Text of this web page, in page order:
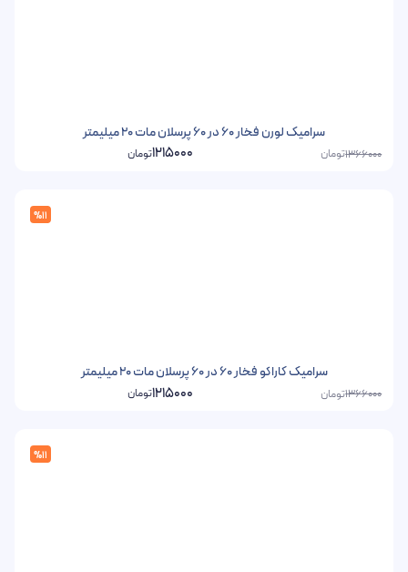
سرامیک لورن فخار 60 در 60 پرسلان مات 20 میلیمتر
1366000تومان 1215000تومان
%11
سرامیک کاراکو فخار 60 در 60 پرسلان مات 20 میلیمتر
1366000تومان 1215000تومان
%11